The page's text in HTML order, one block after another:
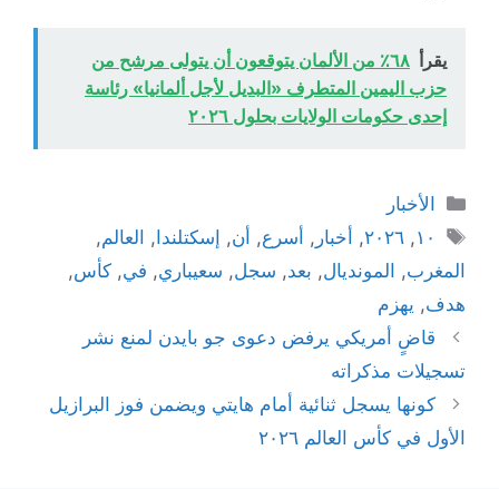
يقرأ
٦٨٪ من الألمان يتوقعون أن يتولى مرشح من
حزب اليمين المتطرف «البديل لأجل ألمانيا» رئاسة
إحدى حكومات الولايات بحلول ٢٠٢٦
التصنيفات
الأخبار
الوسوم
١٠,٢٠٢٦, أخبار , أسرع, أن, إسكتلندا , العالم,
المغرب, المونديال, بعد, سجل, سعيباري, في, كأس,
هدف, يهزم
قاضٍ أمريكي يرفض دعوى جو بايدن لمنع نشر
تسجيلات مذكراته
كونها يسجل ثنائية أمام هايتي ويضمن فوز البرازيل
الأول في كأس العالم ٢٠٢٦